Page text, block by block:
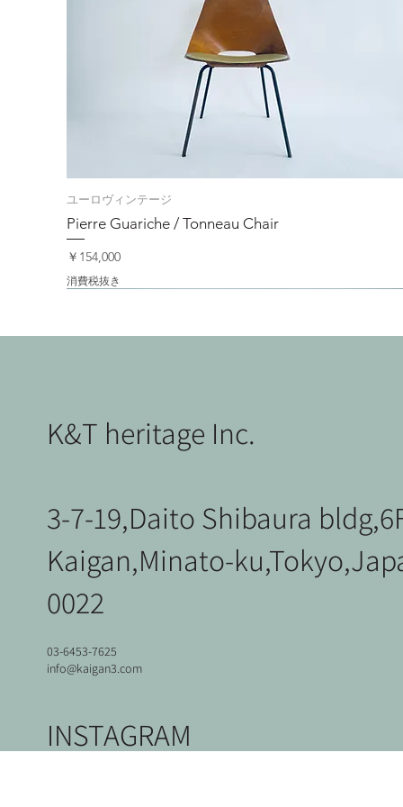
ユーロヴィンテージ
Pierre Guariche / Tonneau Chair
価格
￥154,000
消費税抜き
Vintage
Corner Cabinet
消費税抜き
Bicycle 2
価格
￥46,200
北欧ヴィンテージ
Hans J.Wegner / RY Series Stacking Shelf
在庫なし
北欧ヴィンテージ
Borge Mogensen / Model.162 Dining Table
在庫なし
ユーロヴィンテージ
Potence lamp
在庫なし
K&T heritage Inc.
3-7-19,Daito Shibaura
Kaigan,Minato-
0022
03-6453-7625
info@kaigan3.com
INSTAGRAM